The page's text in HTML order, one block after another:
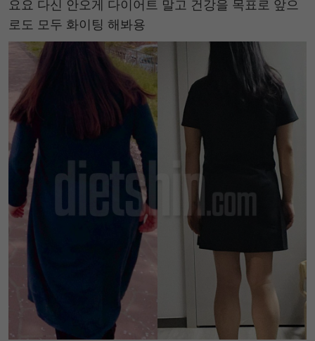
요요 다신 안오게 다이어트 말고 건강을 목표로 앞으
로도 모두 화이팅 해봐용